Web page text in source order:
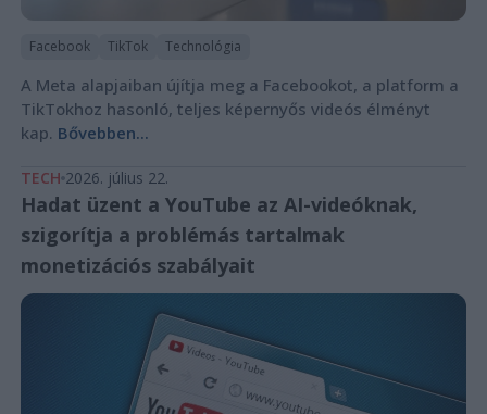
Facebook TikTok Technológia
A Meta alapjaiban újítja meg a Facebookot, a platform a
TikTokhoz hasonló, teljes képernyős videós élményt
kap. Bővebben...
TECH 2026. július 22.
Hadat üzent a YouTube az AI-videóknak,
szigorítja a problémás tartalmak
monetizációs szabályait